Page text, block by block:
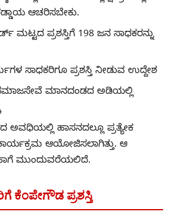
ಆಚರಿಸಬೇಕು.
ಮಟ್ಟದ ಪ್ರಶಸ್ತಿಗೆ 198 ಜನ ಸಾಧಕರನ್ನು
ಸಾಧಕರಿಗೂ ಪ್ರಶಸ್ತಿ ನೀಡುವ ಉದ್ದೇಶ
ಸಮಾಜಸೇವೆ ಮಾನದಂಡದ ಅಡಿಯಲ್ಲಿ
ಅವಧಿಯಲ್ಲಿ ಹಾಸನದಲ್ಲೂ ಪ್ರತ್ಯೇಕ
ಆಯೋಜಿಸಲಾಗಿತ್ತು. ಆ
ಮುಂದುವರೆಯಲಿದೆ.
ಕೆಂಪೇಗೌಡ ಪ್ರಶಸ್ತಿ